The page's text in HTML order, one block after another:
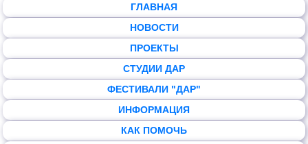
ГЛАВНАЯ
НОВОСТИ
ПРОЕКТЫ
СТУДИИ ДАР
ФЕСТИВАЛИ "ДАР"
ИНФОРМАЦИЯ
КАК ПОМОЧЬ